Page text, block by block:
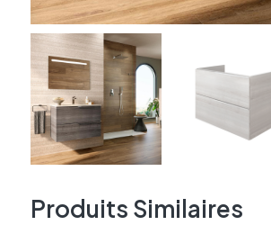
Produits Similaires